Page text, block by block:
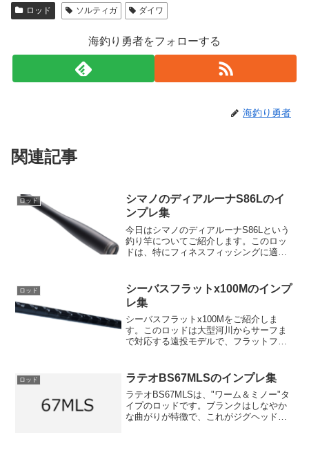
ロッド ソルティガ ダイワ
海釣り勇者をフォローする
海釣り勇者
関連記事
ロッド
シマノのディアルーナS86Lのイ
ンプレ集
今日はシマノのディアルーナS86Lという
釣り竿についてご紹介します。このロッ
ドは、特にフィネスフィッシングに適し
8'6"で、これは軽くて扱いやすく、理想的
な選択肢となりま...
ロッド
シーバスフラットx100Mのインプ
レ集
シーバスフラットx100Mをご紹介しま
す。このロッドは大型河川からサーフま
で対応する遠投モデルで、フラットフィ
のが特徴です。実際にこのロッドの詳細
について見ていきましょ...
ロッド ラテオBS67MLSのインプレ集
ラテオBS67MLSは、"ワーム＆ミノー"タ
イプのロッドです。ブランクはしなやか
な曲がりが特徴で、これがジグヘッドリ